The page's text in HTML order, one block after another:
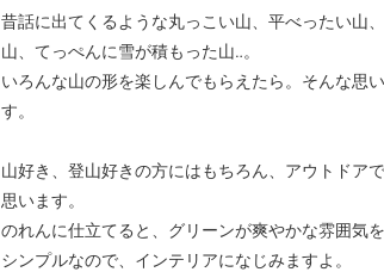
昔話に出てくるような丸っこい山、平べったい山
山、てっぺんに雪が積もった山‥。
いろんな山の形を楽しんでもらえたら。そんな思
す。
山好き、登山好きの方にはもちろん、アウトドア
思います。
のれんに仕立てると、グリーンが爽やかな雰囲気
シンプルなので、インテリアになじみますよ。